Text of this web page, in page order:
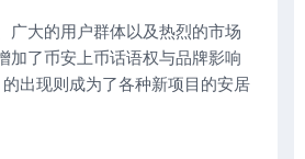
广大的用户群体以及热烈的市场
加了币安上币话语权与品牌影响
出现则成为了各种新项目的安居